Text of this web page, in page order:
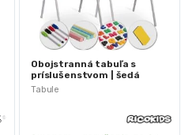
Tabule
Obojstranná tabuľa s
príslušenstvom | šedá